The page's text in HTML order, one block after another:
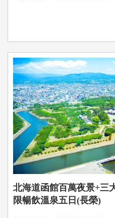
北海道函館百萬夜景+三
限暢飲溫泉五日(長榮)